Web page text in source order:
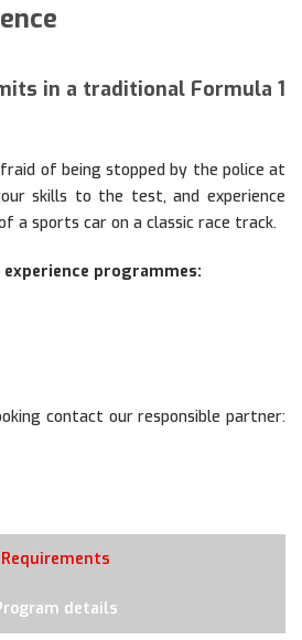
in a traditional Formula 1
of being stopped by the police at
skills to the test, and experience
a sports car on a classic race track.
programmes:
contact our responsible partner:
Requirements
details